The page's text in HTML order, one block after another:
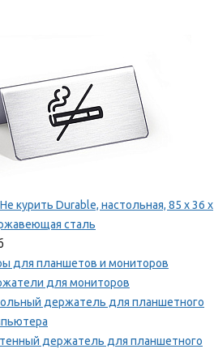
курить Durable, настольная, 85 x 36 x
сталь
для планшетов и мониторов
для мониторов
держатель для планшетного
держатель для планшетного